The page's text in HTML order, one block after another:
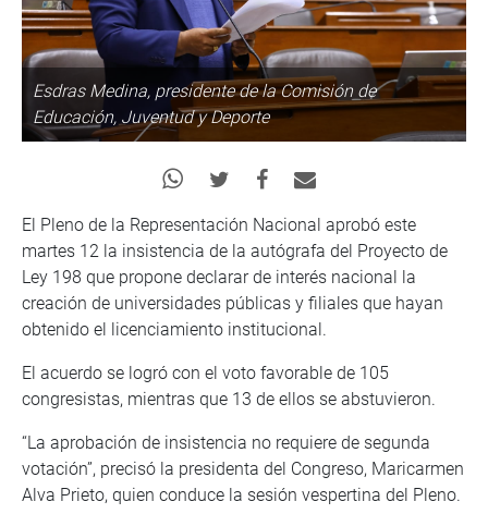
Esdras Medina, presidente de la Comisión de
Educación, Juventud y Deporte
El Pleno de la Representación Nacional aprobó este
martes 12 la insistencia de la autógrafa del Proyecto de
Ley 198 que propone declarar de interés nacional la
creación de universidades públicas y filiales que hayan
obtenido el licenciamiento institucional.
El acuerdo se logró con el voto favorable de 105
congresistas, mientras que 13 de ellos se abstuvieron.
“La aprobación de insistencia no requiere de segunda
votación”, precisó la presidenta del Congreso, Maricarmen
Alva Prieto, quien conduce la sesión vespertina del Pleno.